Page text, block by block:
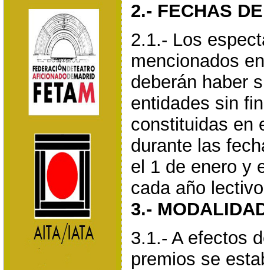
2.- FECHAS
2.1.- Los
mencionados
deberán haber
entidades sin
constituidas en
durante las
el 1 de enero y
cada año
3.-
3.1.- A efectos
premios se